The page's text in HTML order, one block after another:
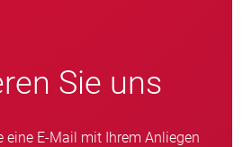
Sie uns
eine E-Mail mit Ihrem Anliegen